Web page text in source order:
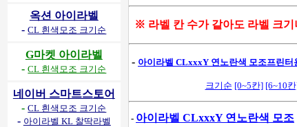
옥션 아이라벨
-CL 흰색모조 크기순
G마켓 아이라벨
-CL 흰색모조 크기순
네이버 스마트스토어
-CL 흰색모조 크기순
- 아이라벨 KL 찰딱라벨
※ 라벨 칸 수가 같아도 라벨 크
- 아이라벨 CLxxxY 연노란색 모조프린터
크기순 [0~5칸] [6~10
- 아이라벨 CLxxxY 연노란색 모조